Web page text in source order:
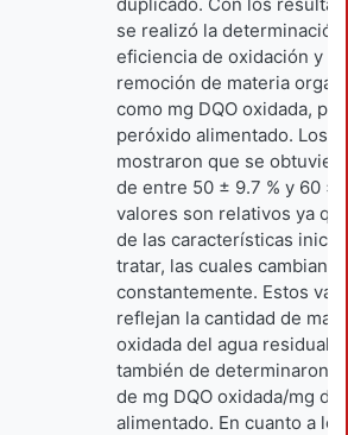
se realizó la determinación
eficiencia de oxidación y
remoción de materia
como mg DQO oxidada,
peróxido alimentado. Los
mostraron que se
de entre 50 ± 9.7 % y 60 ±
valores son relativos ya
de las características
tratar, las cuales cambian
constantemente. Estos
reflejan la cantidad de
oxidada del agua residual,
también de determinaron
de mg DQO oxidada/mg de
alimentado. En cuanto a